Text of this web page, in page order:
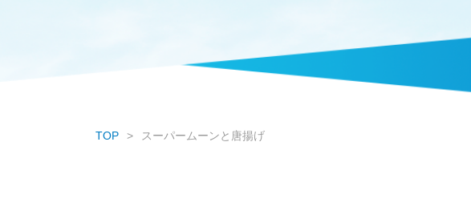
TOP スーパームーンと唐揚げ